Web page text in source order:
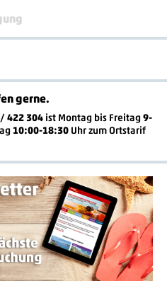
gerne.
422 304 ist Montag bis Freitag9-
10:00-18:30 Uhr zum Ortstarif